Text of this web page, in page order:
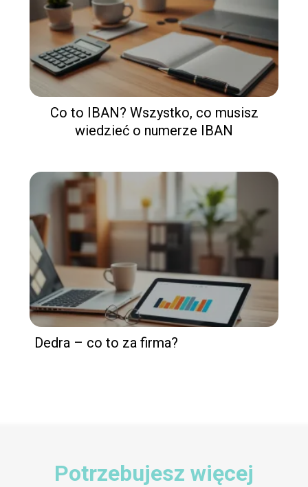
Co to IBAN? Wszystko, co musisz
wiedzieć o numerze IBAN
Dedra – co to za firma?
Potrzebujesz więcej